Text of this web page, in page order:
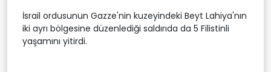
İsrail ordusunun Gazze'nin kuzeyindeki Beyt Lahiya'nın
iki ayrı bölgesine düzenlediği saldırıda da 5 Filistinli
yaşamını yitirdi.